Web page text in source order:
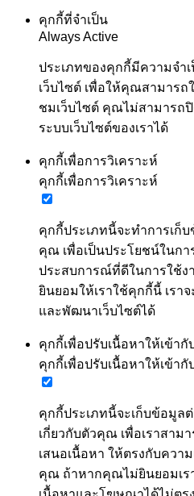
คุกกี้ที่จำเป็น
Always Active
ประเภทของคุกกี้มีความจำ
เว็บไซต์ เพื่อให้คุณสามารถ
ชมเว็บไซต์ คุณไม่สามารถ
ระบบเว็บไซต์ของเราได้
คุกกี้เพื่อการวิเคราะห์
คุกกี้เพื่อการวิเคราะห์
คุกกี้ประเภทนี้จะทำการเก็
คุณ เพื่อเป็นประโยชน์ในก
ประสบการณ์ที่ดีในการใช้ง
ยินยอมให้เราใช้คุกกี้นี้ เรา
และพัฒนาเว็บไซต์ได้
คุกกี้เพื่อปรับเนื้อหาให้เข้ากั
คุกกี้เพื่อปรับเนื้อหาให้เข้ากั
คุกกี้ประเภทนี้จะเก็บข้อมูล
เกี่ยวกับตัวคุณ เพื่อเราสาม
เสนอเนื้อหา ให้ตรงกับควา
คุณ ถ้าหากคุณไม่ยินยอมเร